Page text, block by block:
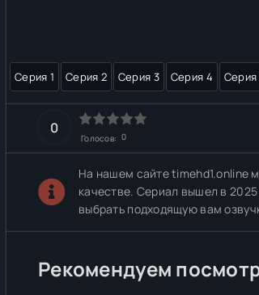
Серия 1 Серия 2 Серия 3 Серия 4 Серия
0
Голосов: 0
На нашем сайте timehd1.online
качестве. Сериал вышел в
выбрать подходящую вам
Рекомендуем